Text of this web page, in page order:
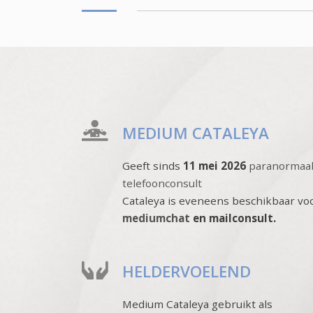
MEDIUM CATALEYA
Geeft sinds 11 mei 2026 paranormaal
telefoonconsult
Cataleya is eveneens beschikbaar
mediumchat en mailconsult.
HELDERVOELEND
Medium Cataleya gebruikt als